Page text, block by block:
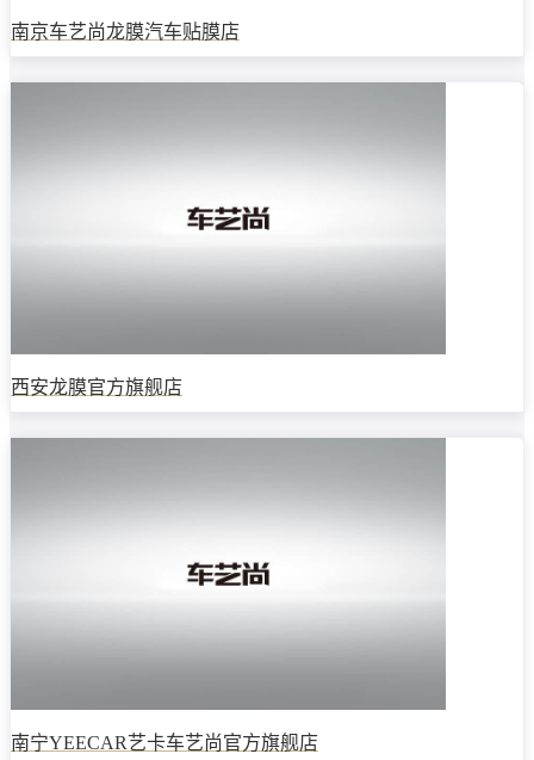
南京车艺尚龙膜汽车贴膜店
西安龙膜官方旗舰店
南宁YEECAR艺卡车艺尚官方旗舰店